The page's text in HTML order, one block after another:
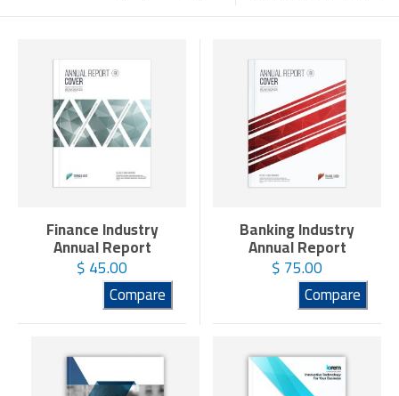
Banking Industry
Annual Report
$75.00
Compare
Finance Industry
Annual Report
$45.00
Compare